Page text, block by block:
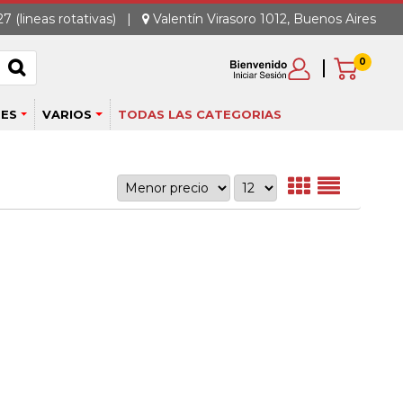
(lineas rotativas) | Valentín Virasoro 1012, Buenos Aires
0
VARIOS TODAS LAS CATEGORIAS